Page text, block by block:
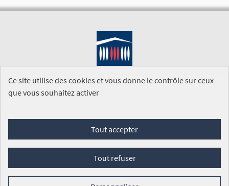
SITE DE L'ASSEMBLÉE NATIONALE
Foire aux questions
Mentions légales
Cookies
Ce site utilise des cookies et vous donne le contrôle sur ceux
que vous souhaitez activer
Tout accepter
Tout refuser